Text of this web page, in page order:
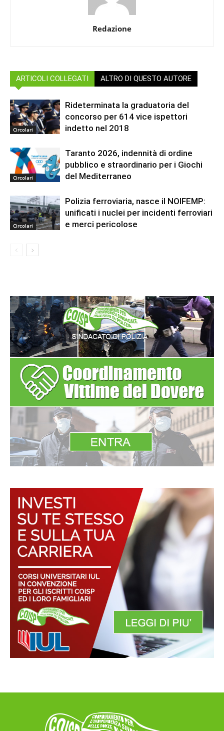
Redazione
ARTICOLI COLLEGATI ALTRO DI QUESTO AUTORE
Circolari
Rideterminata la graduatoria del
concorso per 614 vice ispettori
indetto nel 2018
Circolari
Taranto 2026, indennità di ordine
pubblico e straordinario per i Giochi
del Mediterraneo
Circolari
Polizia ferroviaria, nasce il NOIFEMP:
unificati i nuclei per incidenti ferroviari
e merci pericolose